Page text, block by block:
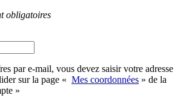
obligatoires
par e-mail, vous devez saisir votre adresse
sur la page « Mes coordonnées » de la
»